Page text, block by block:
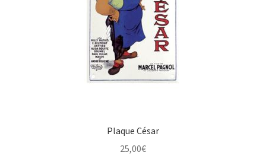
Plaque César
25,00€